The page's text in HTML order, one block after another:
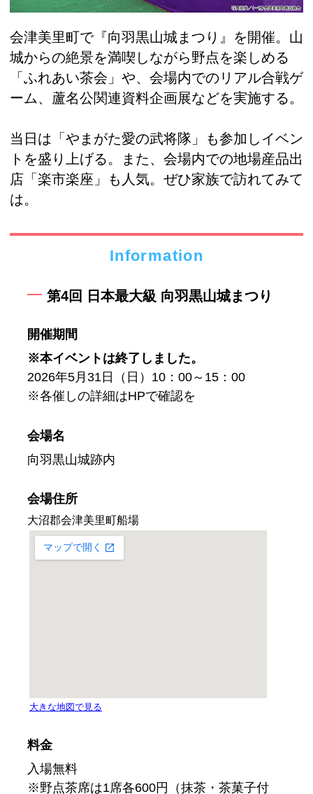
会津美里町で『向羽黒山城まつり』を開催。山
城からの絶景を満喫しながら野点を楽しめる
「ふれあい茶会」や、会場内でのリアル合戦ゲ
ーム、蘆名公関連資料企画展などを実施する。
当日は「やまがた愛の武将隊」も参加しイベン
トを盛り上げる。また、会場内での地場産品出
店「楽市楽座」も人気。ぜひ家族で訪れてみて
は。
Information
第4回 日本最大級 向羽黒山城まつり
開催期間
※本イベントは終了しました。
2026年5月31日（日）10：00～15：00
※各催しの詳細はHPで確認を
会場名
向羽黒山城跡内
会場住所
料金
入場無料
※野点茶席は1席各600円（抹茶・茶菓子付